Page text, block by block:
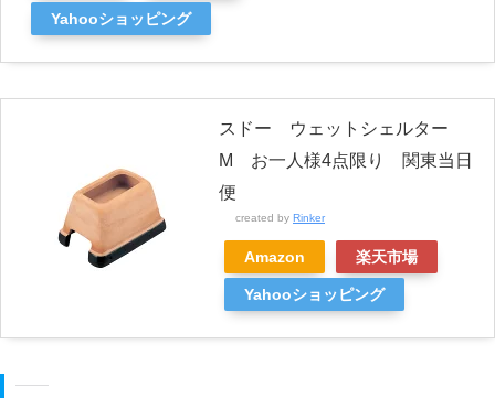
Yahooショッピング
スドー ウェットシェルター
M お一人様4点限り 関東当日
便
created by Rinker
Amazon 楽天市場
Yahooショッピング